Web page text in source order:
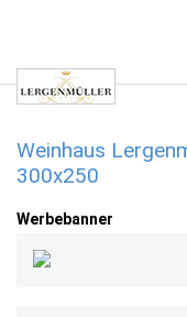
Weinhaus
300x250
Werbebanner